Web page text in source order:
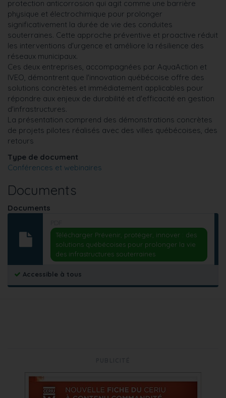
protection anticorrosion qui agit comme une barrière
physique et électrochimique pour prolonger
significativement la durée de vie des conduites
souterraines. Cette approche préventive et proactive réduit
les interventions d'urgence et améliore la résilience des
réseaux municipaux.
Ces deux entreprises, accompagnées par AquaAction et
IVEO, démontrent que l'innovation québécoise offre des
solutions concrètes et immédiatement applicables pour
répondre aux enjeux de durabilité et d'efficacité en gestion
d'infrastructures.
La présentation comprend des démonstrations concrètes
de projets pilotes réalisés avec des villes québécoises, des
retours
Type de document
Conférences et webinaires
Documents
Documents
Télécharger Prévenir, protéger, innover : des
solutions québécoises pour prolonger la vie
des infrastructures souterraines
Accessible à tous